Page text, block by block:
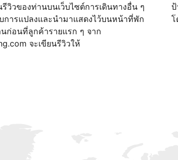
วิวของท่านบนเว็บไซต์การเดินทางอื่น ๆ
การแปลงและนำมาแสดงไว้บนหน้าที่พัก
ก่อนที่ลูกค้ารายแรก ๆ จาก
จะเขียนรีวิวให้
โ